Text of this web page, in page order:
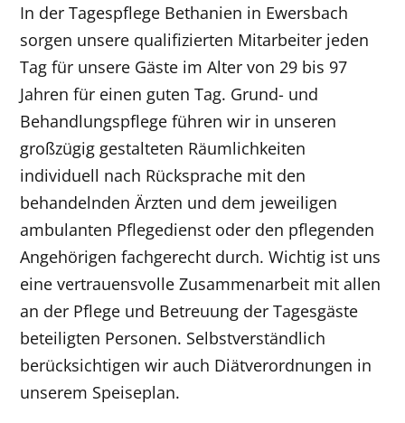
In der Tagespflege Bethanien in Ewersbach
sorgen unsere qualifizierten Mitarbeiter jeden
Tag für unsere Gäste im Alter von 29 bis 97
Jahren für einen guten Tag. Grund- und
Behandlungspflege führen wir in unseren
großzügig gestalteten Räumlichkeiten
individuell nach Rücksprache mit den
behandelnden Ärzten und dem jeweiligen
ambulanten Pflegedienst oder den pflegenden
Angehörigen fachgerecht durch. Wichtig ist uns
eine vertrauensvolle Zusammenarbeit mit allen
an der Pflege und Betreuung der Tagesgäste
beteiligten Personen. Selbstverständlich
berücksichtigen wir auch Diätverordnungen in
unserem Speiseplan.